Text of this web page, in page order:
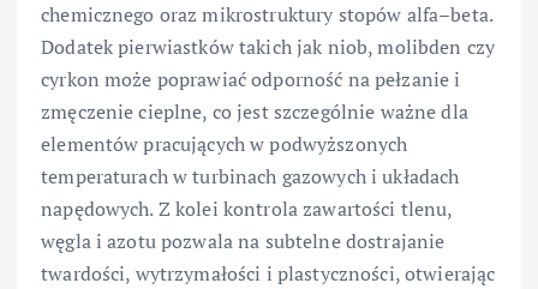
chemicznego oraz mikrostruktury stopów alfa–beta.
Dodatek pierwiastków takich jak niob, molibden czy
cyrkon może poprawiać odporność na pełzanie i
zmęczenie cieplne, co jest szczególnie ważne dla
elementów pracujących w podwyższonych
temperaturach w turbinach gazowych i układach
napędowych. Z kolei kontrola zawartości tlenu,
węgla i azotu pozwala na subtelne dostrajanie
twardości, wytrzymałości i plastyczności, otwierając